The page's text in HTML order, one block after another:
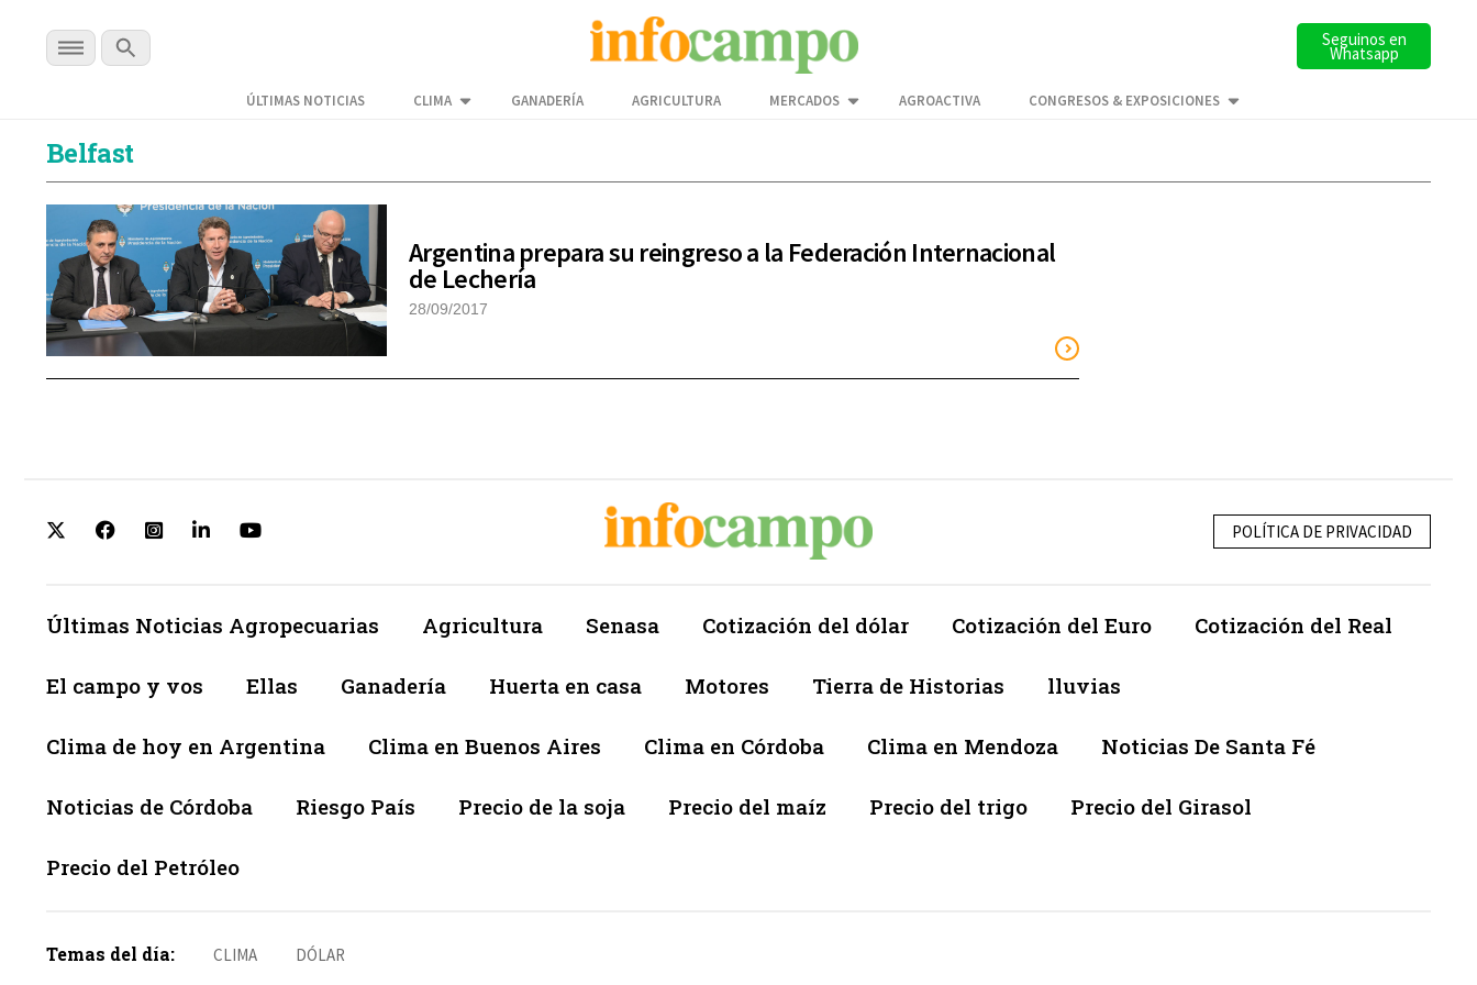
Seguinos en
Whatsapp
ÚLTIMAS NOTICIAS CLIMA GANADERÍA AGRICULTURA MERCADOS AGROACTIVA CONGRESOS & EXPOSICIONES
Belfast
Argentina prepara su reingreso a la Federación Internacional
de Lechería
28/09/2017
POLÍTICA DE PRIVACIDAD
Últimas Noticias Agropecuarias Agricultura Senasa Cotización del dólar Cotización del Euro Cotización del Real
El campo y vos Ellas Ganadería Huerta en casa Motores Tierra de Historias lluvias
Clima de hoy en Argentina Clima en Buenos Aires Clima en Córdoba Clima en Mendoza Noticias De Santa Fé
Noticias de Córdoba Riesgo País Precio de la soja Precio del maíz Precio del trigo Precio del Girasol
Precio del Petróleo
Temas del día: CLIMA DÓLAR